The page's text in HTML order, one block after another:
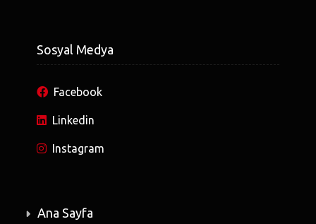
Sosyal Medya
Facebook
Linkedin
Instagram
Ana Sayfa